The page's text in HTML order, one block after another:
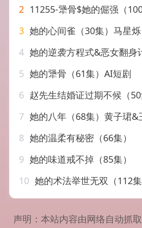
2 11255-犟骨$她的倔强（
3 她的心间雀（30集）马星烁
4 她的逆袭方程式&恶女翻身计划（53
5 她的犟骨（61集）AI短剧
6 赵先生结婚证过期不候（50集
7 她的八年（68集）黄子珺&
8 她的温柔有秘密（66集）
9 她的味道戒不掉（85集）
10 她的术法举世无双（112
声明：本站内容由网络自动抓